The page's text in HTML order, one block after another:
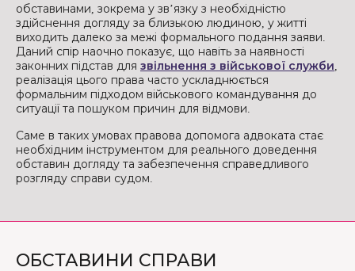
обставинами, зокрема у зв’язку з необхідністю
здійснення догляду за близькою людиною, у житті
виходить далеко за межі формального подання заяви.
Даний спір наочно показує, що навіть за наявності
законних підстав для звільнення з військової служби,
реалізація цього права часто ускладнюється
формальним підходом військового командування до
ситуації та пошуком причин для відмови.
Саме в таких умовах правова допомога адвоката стає
необхідним інструментом для реального доведення
обставин догляду та забезпечення справедливого
розгляду справи судом.
ОБСТАВИНИ СПРАВИ